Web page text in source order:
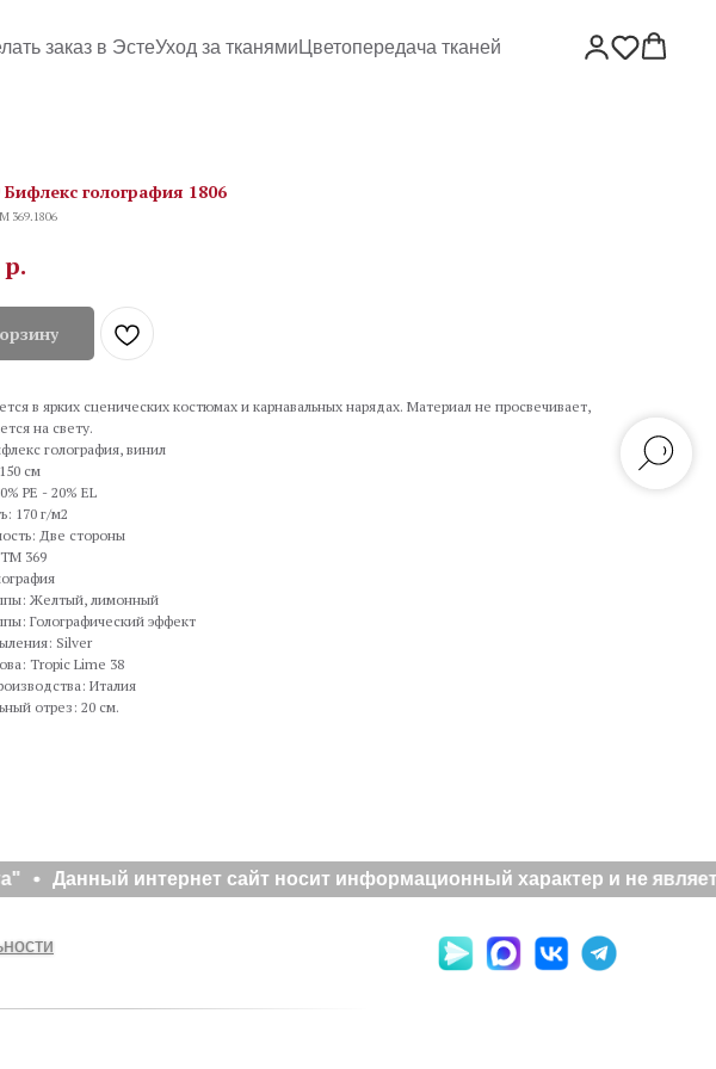
заказ в ЭстеУход за тканями Цветопередача тканей
голография 1806
369.1806
р.
в ярких сценических костюмах и карнавальных нарядах. Материал не просвечивает,
на свету.
голография, винил
см
PE - 20% EL
170 г/м2
Две стороны
369
Желтый, лимонный
Голографический эффект
Silver
Tropic Lime 38
Италия
отрез: 20 см.
Данный интернет сайт носит информационный характер и не